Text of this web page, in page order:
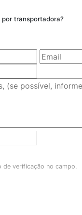
por transportadora?
de verificação no campo.